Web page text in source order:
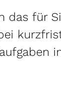
das für